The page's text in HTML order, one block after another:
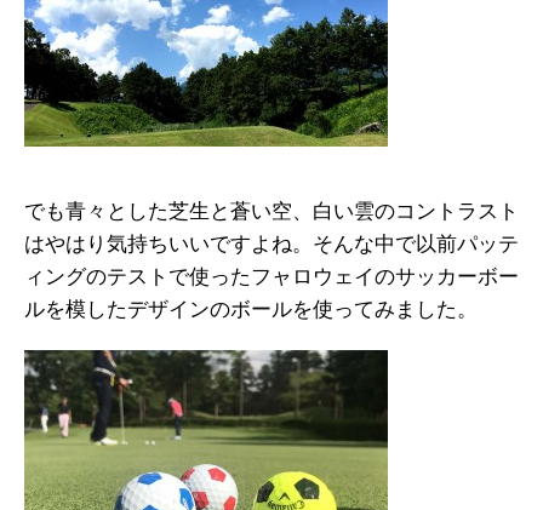
でも青々とした芝生と蒼い空、白い雲のコントラスト
はやはり気持ちいいですよね。そんな中で以前パッテ
ィングのテストで使ったフャロウェイのサッカーボー
ルを模したデザインのボールを使ってみました。